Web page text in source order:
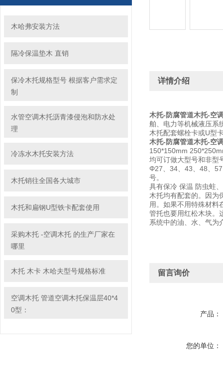
木哈弗安装方法
隔冷保温垫木 直销
保冷木托规格型号 根据客户需求定
制
水管空调木托沥青漆侵泡和防水处
理
冷冻水木托安装方法
木托销往全国各大城市
木托和扁钢U型铁卡配套使用
采购木托 -空调木托 的生产厂家在
哪里
木托 木卡 木哈夫型号规格标准
空调木托 管道空调木托保温层40*4
0型：
详情介绍
木托-防腐管道木托-空
舶、电力等机械液压系
木托配套螺栓卡或U型
木托-防腐管道木托-空
150*150mm
均可订做大型号和非
Φ27、34、43、48、
号。
具有保冷 保温 防虫蛀
木托均有配套的。因为
用。如果不用特殊材料
管托也要用红松木块。
系统中的油、水、气为
留言询价
产品：
您的单位：